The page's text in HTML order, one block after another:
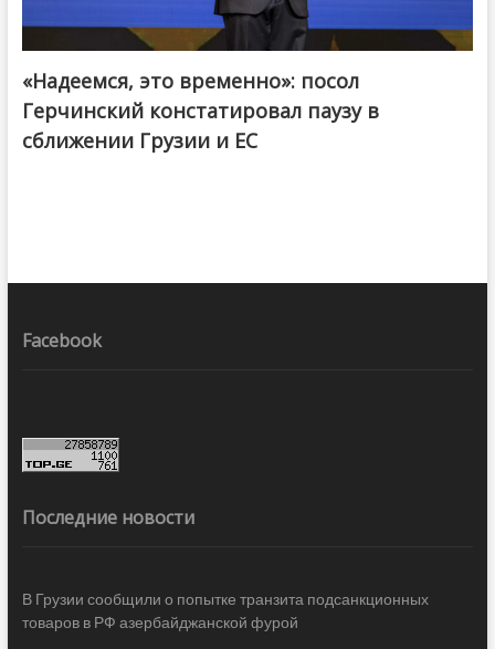
«Надеемся, это временно»: посол
Герчинский констатировал паузу в
сближении Грузии и ЕС
Facebook
Последние новости
В Грузии сообщили о попытке транзита подсанкционных
товаров в РФ азербайджанской фурой